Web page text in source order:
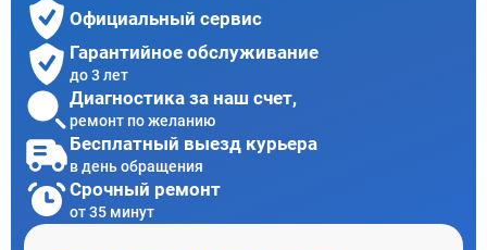
Официальный сервис
Гарантийное обслуживание
до 3 лет
Диагностика за наш счет,
ремонт по желанию
Бесплатный выезд курьера
в день обращения
Срочный ремонт
от 35 минут